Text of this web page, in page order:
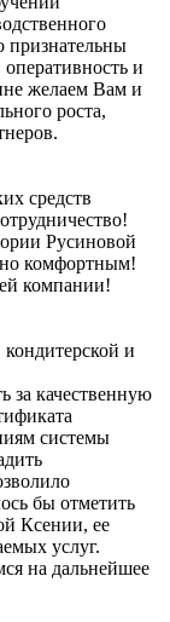
и
желаем Вам и
роста,
средств
Русиновой
комфортным!
компании!
и
за качественную
системы
бы отметить
Ксении, ее
услуг.
на дальнейшее